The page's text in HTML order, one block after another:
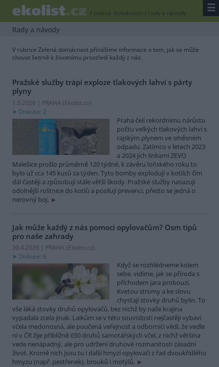
/ zelená domácnost/ rady a návody ☰
Rady a návody
V rubrice Zelená domácnost přinášíme informace o tom, jak se může
chovat šetrně k životnímu prostředí každý z nás.
Pražské služby trápí exploze tlakových lahví s párty
plyny
1.5.2026 | PRAHA (Ekolist.cz)
Diskuse: 2
Praha čelí rekordnímu nárůstu
počtu velkých tlakových lahví s
rajským plynem ve směsném
odpadu. Zatímco v letech 2023
a 2024 jich linkami ZEVO
Malešice prošlo průměrně 120 týdně, k závěru loňského roku to
bylo už cca 145 kusů za týden. Tyto bomby explodují v kotlích čím
dál častěji a způsobují stále větší škody. Pražské služby nasazují
odolnější roštnice do kotlů a posilují prevenci, přesto se jedná o
nerovný boj.
Jak může každý z nás pomoci opylovačům? Osm tipů
pro naše zahrady
30.4.2026 | PRAHA (Ekolist.cz)
Diskuse: 6
Když se rozhlédneme kolem
sebe, vidíme, jak se příroda s
příchodem jara probouzí.
Kvetou stromy a ke slovu
chystají stovky druhů bylin. To
vše láká stovky druhů opylovačů, bez nichž by naše krajina
vypadala zcela jinak. Laikům se v této souvislosti nejčastěji vybaví
včela medonosná, ale poučená veřejnost a odborníci vědí, že vedle
ní v ČR žije přibližně 650 druhů samotářských včel, z nichž většina
vede nenápadný, ale pro udržení druhové rozmanitosti zásadní
život. Kromě nich jsou tu i další hmyzí opylovači z řad dvoukřídlého
hmyzu (např. pestřenek), brouků i motýlů.